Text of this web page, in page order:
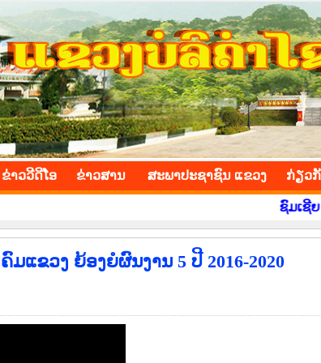
ຂ່າວ​ວີ​ດີ​ໂອ ​ຂ່າວ​ສານ ສະພາປະຊາຊົນ ແຂວງ ກ່ຽວ​
ຊົມເຊີຍ ວັນຊາ
ແຂວງ ຍ້ອງຍໍຜົນງານ 5 ປີ 2016-2020